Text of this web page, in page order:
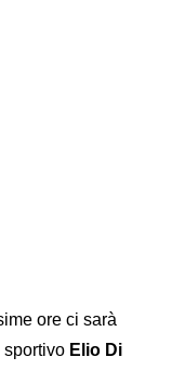
ore ci sarà
sportivo Elio Di